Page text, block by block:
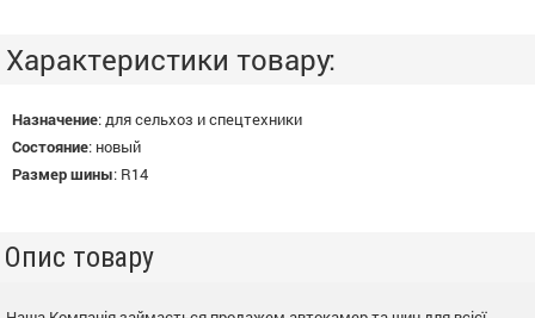
Характеристики товару:
Назначение: для сельхоз и спецтехники
Состояние: новый
Размер шины: R14
Опис товару